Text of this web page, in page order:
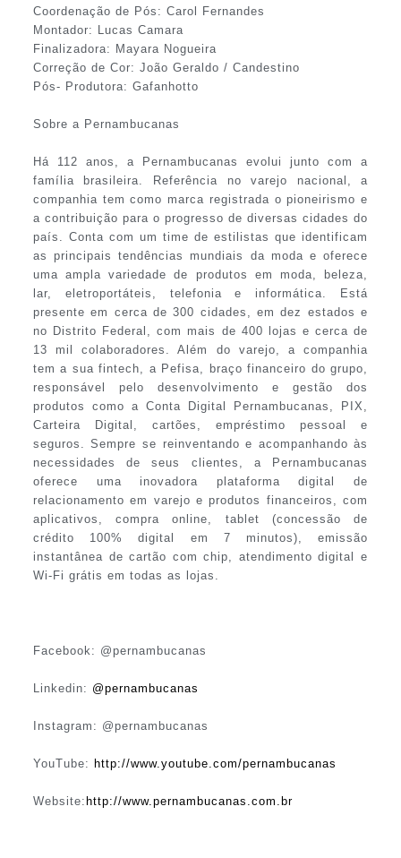
Coordenação de Pós: Carol Fernandes
Montador: Lucas Camara
Finalizadora: Mayara Nogueira
Correção de Cor: João Geraldo / Candestino
Pós- Produtora: Gafanhotto
Sobre a Pernambucanas
Há 112 anos, a Pernambucanas evolui junto com a
família brasileira. Referência no varejo nacional, a
companhia tem como marca registrada o pioneirismo e
a contribuição para o progresso de diversas cidades do
país. Conta com um time de estilistas que identificam
as principais tendências mundiais da moda e oferece
uma ampla variedade de produtos em moda, beleza,
lar, eletroportáteis, telefonia e informática. Está
presente em cerca de 300 cidades, em dez estados e
no Distrito Federal, com mais de 400 lojas e cerca de
13 mil colaboradores. Além do varejo, a companhia
tem a sua fintech, a Pefisa, braço financeiro do grupo,
responsável pelo desenvolvimento e gestão dos
produtos como a Conta Digital Pernambucanas, PIX,
Carteira Digital, cartões, empréstimo pessoal e
seguros. Sempre se reinventando e acompanhando às
necessidades de seus clientes, a Pernambucanas
oferece uma inovadora plataforma digital de
relacionamento em varejo e produtos financeiros, com
aplicativos, compra online, tablet (concessão de
crédito 100% digital em 7 minutos), emissão
instantânea de cartão com chip, atendimento digital e
Wi-Fi grátis em todas as lojas.
Facebook: @pernambucanas
Linkedin: @pernambucanas
Instagram: @pernambucanas
YouTube: http://www.youtube.com/pernambucanas
Website:http://www.pernambucanas.com.br